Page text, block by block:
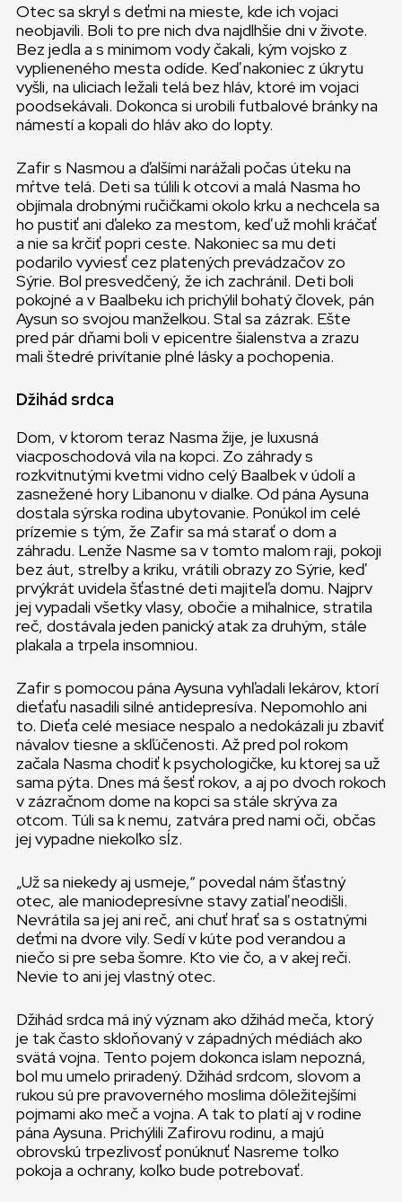
Otec sa skryl s deťmi na mieste, kde ich vojaci
neobjavili. Boli to pre nich dva najdlhšie dni v živote.
Bez jedla a s minimom vody čakali, kým vojsko z
vyplieneného mesta odíde. Keď nakoniec z úkrytu
vyšli, na uliciach ležali telá bez hláv, ktoré im vojaci
poodsekávali. Dokonca si urobili futbalové bránky na
námestí a kopali do hláv ako do lopty.
Zafir s Nasmou a ďalšími narážali počas úteku na
mŕtve telá. Deti sa túlili k otcovi a malá Nasma ho
objímala drobnými ručičkami okolo krku a nechcela sa
ho pustiť ani ďaleko za mestom, keď už mohli kráčať
a nie sa krčiť popri ceste. Nakoniec sa mu deti
podarilo vyviesť cez platených prevádzačov zo
Sýrie. Bol presvedčený, že ich zachránil. Deti boli
pokojné a v Baalbeku ich prichýlil bohatý človek, pán
Aysun so svojou manželkou. Stal sa zázrak. Ešte
pred pár dňami boli v epicentre šialenstva a zrazu
mali štedré privítanie plné lásky a pochopenia.
Džihád srdca
Dom, v ktorom teraz Nasma žije, je luxusná
viacposchodová vila na kopci. Zo záhrady s
rozkvitnutými kvetmi vidno celý Baalbek v údolí a
zasnežené hory Libanonu v diaľke. Od pána Aysuna
dostala sýrska rodina ubytovanie. Ponúkol im celé
prízemie s tým, že Zafir sa má starať o dom a
záhradu. Lenže Nasme sa v tomto malom raji, pokoji
bez áut, streľby a kriku, vrátili obrazy zo Sýrie, keď
prvýkrát uvidela šťastné deti majiteľa domu. Najprv
jej vypadali všetky vlasy, obočie a mihalnice, stratila
reč, dostávala jeden panický atak za druhým, stále
plakala a trpela insomniou.
Zafir s pomocou pána Aysuna vyhľadali lekárov, ktorí
dieťaťu nasadili silné antidepresíva. Nepomohlo ani
to. Dieťa celé mesiace nespalo a nedokázali ju zbaviť
návalov tiesne a skľúčenosti. Až pred pol rokom
začala Nasma chodiť k psychologičke, ku ktorej sa už
sama pýta. Dnes má šesť rokov, a aj po dvoch rokoch
v zázračnom dome na kopci sa stále skrýva za
otcom. Túli sa k nemu, zatvára pred nami oči, občas
jej vypadne niekoľko sĺz.
„Už sa niekedy aj usmeje,“ povedal nám šťastný
otec, ale maniodepresívne stavy zatiaľ neodišli.
Nevrátila sa jej ani reč, ani chuť hrať sa s ostatnými
deťmi na dvore vily. Sedí v kúte pod verandou a
niečo si pre seba šomre. Kto vie čo, a v akej reči.
Nevie to ani jej vlastný otec.
Džihád srdca má iný význam ako džihád meča, ktorý
je tak často skloňovaný v západných médiách ako
svätá vojna. Tento pojem dokonca islam nepozná,
bol mu umelo priradený. Džihád srdcom, slovom a
rukou sú pre pravoverného moslima dôležitejšími
pojmami ako meč a vojna. A tak to platí aj v rodine
pána Aysuna. Prichýlili Zafirovu rodinu, a majú
obrovskú trpezlivosť ponúknuť Nasreme toľko
pokoja a ochrany, koľko bude potrebovať.